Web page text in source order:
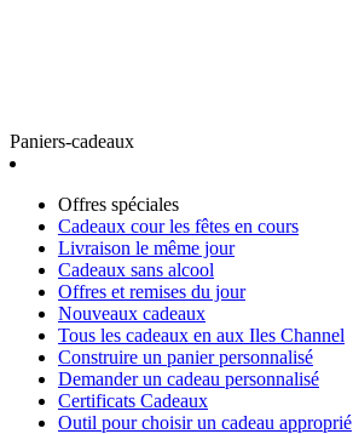
Paniers-cadeaux
Offres spéciales
Cadeaux cour les fêtes en cours
Livraison le même jour
Cadeaux sans alcool
Offres et remises du jour
Nouveaux cadeaux
Tous les cadeaux en aux Iles Channel
Construire un panier personnalisé
Demander un cadeau personnalisé
Certificats Cadeaux
Outil pour choisir un cadeau approprié